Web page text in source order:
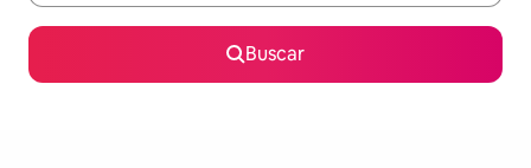
Buscar